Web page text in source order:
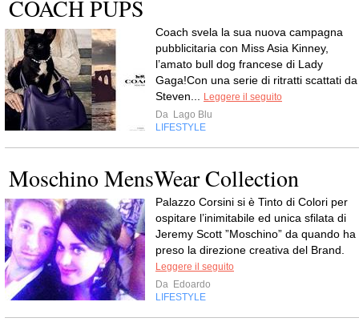
Coach svela la sua nuova campagna
pubblicitaria con Miss Asia Kinney,
l’amato bull dog francese di Lady
Gaga!Con una serie di ritratti scattati da
Steven...
Leggere il seguito
Da Lago Blu
LIFESTYLE
Moschino MensWear Collection
Palazzo Corsini si è Tinto di Colori per
ospitare l’inimitabile ed unica sfilata di
Jeremy Scott ”Moschino” da quando ha
preso la direzione creativa del Brand.
Leggere il seguito
Da Edoardo
LIFESTYLE